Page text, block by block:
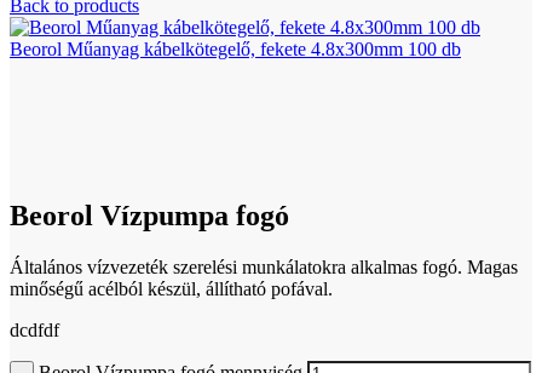
Back to products
Beorol Műanyag kábelkötegelő, fekete 4.8x300mm 100 db
Beorol Vízpumpa fogó
Általános vízvezeték szerelési munkálatokra alkalmas fogó. Magas
minőségű acélból készül, állítható pofával.
dcdfdf